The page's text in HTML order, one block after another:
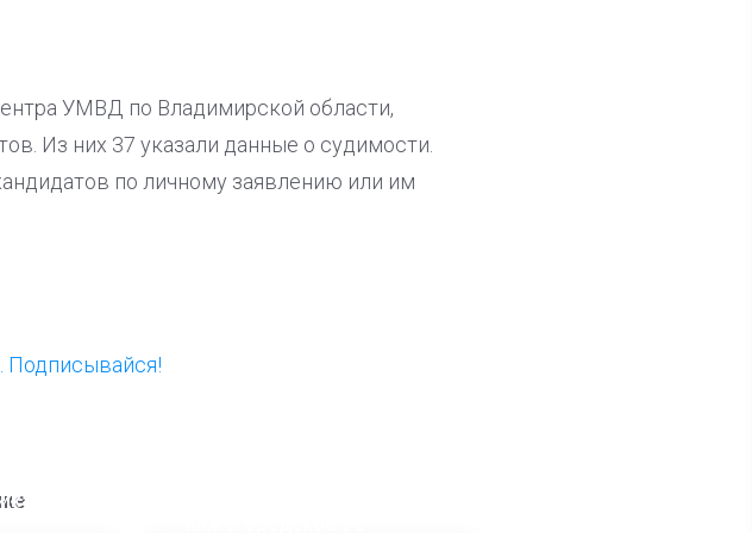
УМВД по Владимирской области,
Из них 37 указали данные о судимости.
по личному заявлению или им
Подписывайся!
для